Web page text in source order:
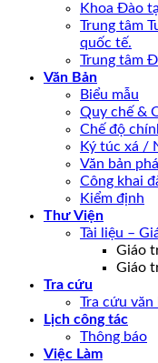
Khoa Đào
Trung tâm
quốc tế.
Trung tâm
Văn Bản
Biểu mẫu
Quy chế &
Chế độ
Ký túc xá /
Văn bản
Công khai
Kiểm định
Thư Viện
Tài liệu –
Giáo
Giáo
Tra cứu
Tra cứu văn
Lịch công tác
Thông báo
Việc Làm